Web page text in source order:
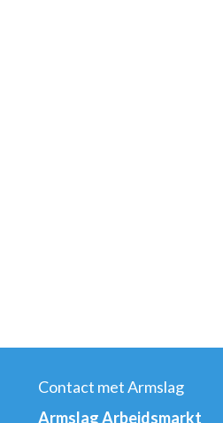
Contact met Armslag
Armslag Arbeidsmarkt